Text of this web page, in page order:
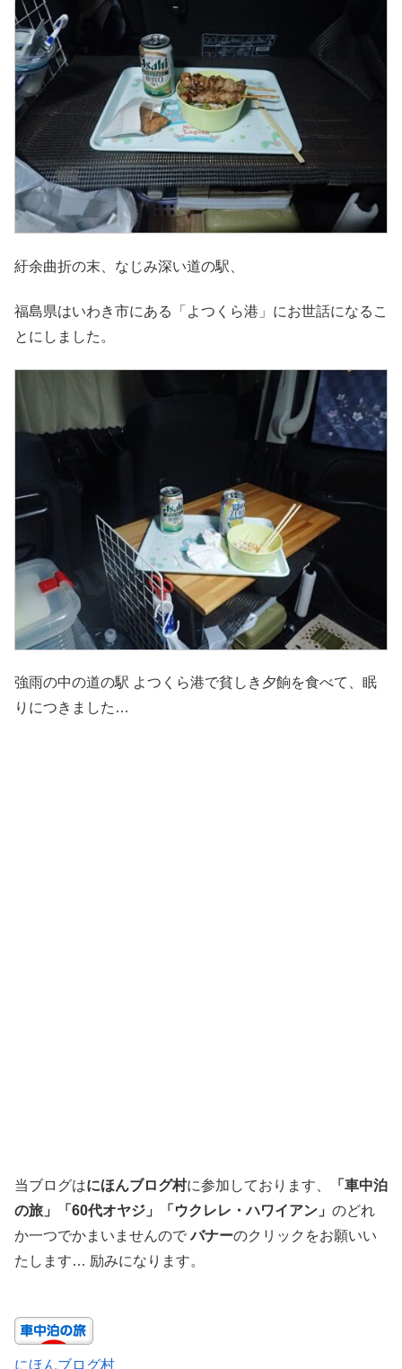
紆余曲折の末、なじみ深い道の駅、
福島県はいわき市にある「よつくら港」にお世話になるこ
とにしました。
強雨の中の道の駅 よつくら港で貧しき夕餉を食べて、眠
りにつきました…
当ブログはにほんブログ村に参加しております、
「車中泊
の旅」「60代オヤジ」「ウクレレ・ハワイアン」 のどれ
か一つでかまいませんのでバナーのクリックをお願いい
たします… 励みになります。
にほんブログ村